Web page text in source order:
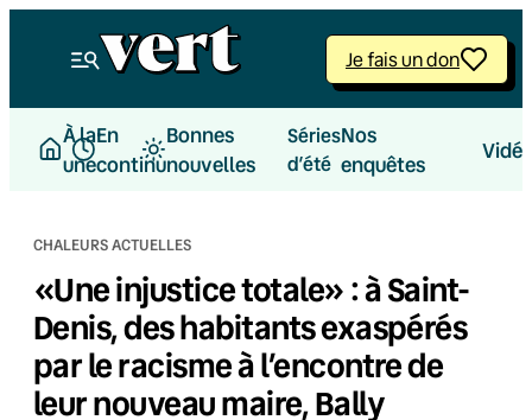
Je fais un don
À la
une
En
continu
Bonnes
nouvelles
Séries
d’été
Nos
enquêtes
CHALEURS ACTUELLES
«Une injustice totale» : à Saint-
Denis, des habitants exaspérés
par le racisme à l’encontre de
leur nouveau maire, Bally